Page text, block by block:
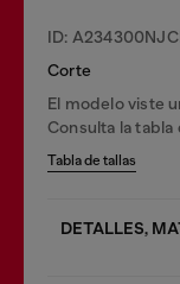
ID:
Corte
El modelo viste
Consulta la tabla
Tabla de tallas
DETALLES,